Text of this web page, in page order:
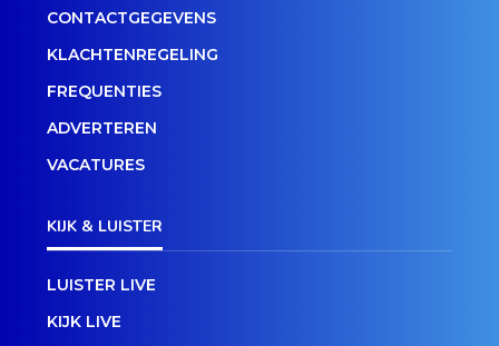
CONTACTGEGEVENS
KLACHTENREGELING
FREQUENTIES
ADVERTEREN
VACATURES
KIJK & LUISTER
LUISTER LIVE
KIJK LIVE